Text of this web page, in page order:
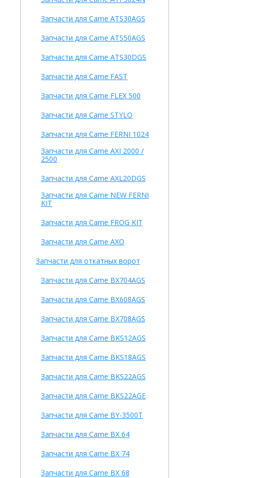
Запчасти для Came ATS30AGS
Запчасти для Came ATS50AGS
Запчасти для Came ATS30DGS
Запчасти для Came FAST
Запчасти для Came FLEX 500
Запчасти для Came STYLO
Запчасти для Came FERNI 1024
Запчасти для Came AXI 2000 /
2500
Запчасти для Came AXL20DGS
Запчасти для Came NEW FERNI
KIT
Запчасти для Came FROG KIT
Запчасти для Came AXO
Запчасти для откатных ворот
Запчасти для Came BX704AGS
Запчасти для Came BX608AGS
Запчасти для Came BX708AGS
Запчасти для Came BKS12AGS
Запчасти для Came BKS18AGS
Запчасти для Came BKS22AGS
Запчасти для Came BKS22AGE
Запчасти для Came BY-3500T
Запчасти для Came BX 64
Запчасти для Came BX 74
Запчасти для Came BX 68